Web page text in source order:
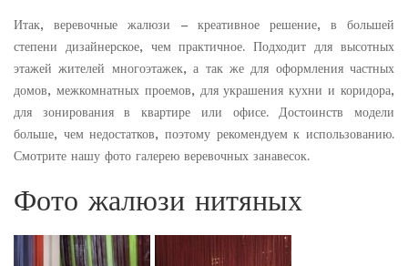
Итак, веревочные жалюзи – креативное решение, в большей
степени дизайнерское, чем практичное. Подходит для высотных
этажей жителей многоэтажек, а так же для оформления частных
домов, межкомнатных проемов, для украшения кухни и коридора,
для зонирования в квартире или офисе. Достоинств модели
больше, чем недостатков, поэтому рекомендуем к использованию.
Смотрите нашу фото галерею веревочных занавесок.
Фото жалюзи нитяных